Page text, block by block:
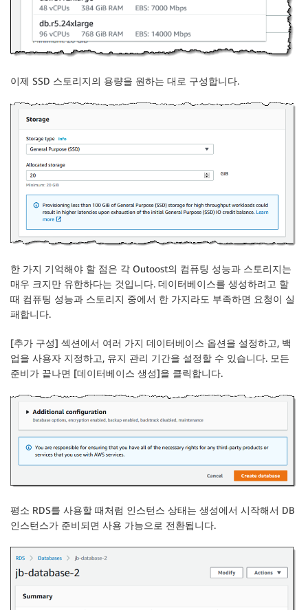
이제 SSD 스토리지의 용량을 원하는 대로 구성합니다.
한 가지 기억해야 할 점은 각 Outoost의 컴퓨팅 성능과 스토리지는
매우 크지만 유한하다는 것입니다. 데이터베이스를 생성하려고 할
때 컴퓨팅 성능과 스토리지 중에서 한 가지라도 부족하면 요청이 실
패합니다.
[추가 구성] 섹션에서 여러 가지 데이터베이스 옵션을 설정하고, 백
업을 사용자 지정하고, 유지 관리 기간을 설정할 수 있습니다. 모든
준비가 끝나면 [데이터베이스 생성]을 클릭합니다.
평소 RDS를 사용할 때처럼 인스턴스 상태는 생성에서 시작해서 DB
인스턴스가 준비되면 사용 가능으로 전환됩니다.